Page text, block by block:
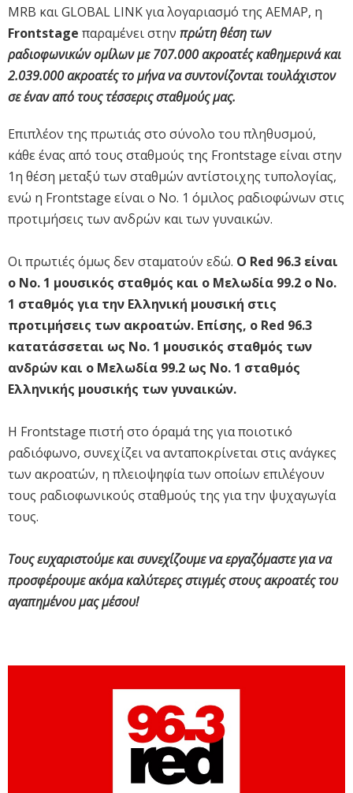
MRB και GLOBAL LINK για λογαριασμό της ΑΕΜΑΡ, η
Frontstage παραμένει στην πρώτη θέση των
ραδιοφωνικών ομίλων με 707.000 ακροατές καθημερινά και
2.039.000 ακροατές το μήνα να συντονίζονται τουλάχιστον
σε έναν από τους τέσσερις σταθμούς μας.
Επιπλέον της πρωτιάς στο σύνολο του πληθυσμού,
κάθε ένας από τους σταθμούς της Frontstage είναι στην
1η θέση μεταξύ των σταθμών αντίστοιχης τυπολογίας,
ενώ η Frontstage είναι ο No. 1 όμιλος ραδιοφώνων στις
προτιμήσεις των ανδρών και των γυναικών.
Οι πρωτιές όμως δεν σταματούν εδώ. Ο Red 96.3 είναι
ο No. 1 μουσικός σταθμός και ο Μελωδία 99.2 ο No.
1 σταθμός για την Ελληνική μουσική στις
προτιμήσεις των ακροατών. Επίσης, ο Red 96.3
κατατάσσεται ως No. 1 μουσικός σταθμός των
ανδρών και ο Μελωδία 99.2 ως No. 1 σταθμός
Ελληνικής μουσικής των γυναικών.
Η Frontstage πιστή στο όραμά της για ποιοτικό
ραδιόφωνο, συνεχίζει να ανταποκρίνεται στις ανάγκες
των ακροατών, η πλειοψηφία των οποίων επιλέγουν
τους ραδιοφωνικούς σταθμούς της για την ψυχαγωγία
τους.
Τους ευχαριστούμε και συνεχίζουμε να εργαζόμαστε για να
προσφέρουμε ακόμα καλύτερες στιγμές στους ακροατές του
αγαπημένου μας μέσου!